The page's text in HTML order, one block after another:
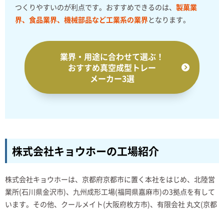
つくりやすいのが利点です。おすすめできるのは、 製菓業
界、食品業界、機械部品など工業系の業界となります。
業界・用途に合わせて選ぶ！
おすすめ真空成型トレー
メーカー3選
株式会社キョウホーの工場紹介
株式会社キョウホーは、京都府京都市に置く本社をはじめ、北陸営
業所(石川県金沢市)、九州成形工場(福岡県嘉麻市)の3拠点を有して
います。その他、クールメイト(大阪府枚方市)、有限会社 丸文(京都